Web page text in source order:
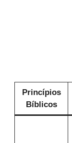
Princípios
Bíblicos